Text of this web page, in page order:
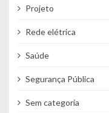
Projeto
Rede elétrica
Saúde
Segurança Pública
Sem categoria